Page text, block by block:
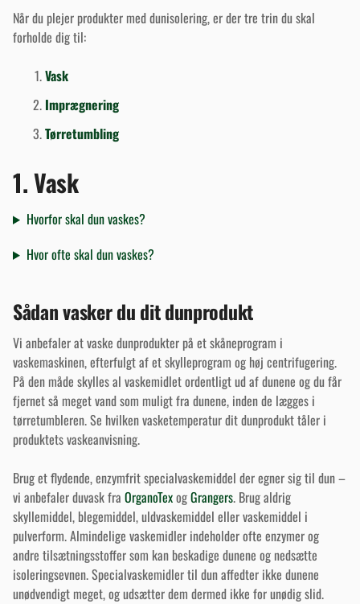
Når du plejer produkter med dunisolering, er der tre trin du skal
forholde dig til:
Vask
Imprægnering
Tørretumbling
1. Vask
Hvorfor skal dun vaskes?
Hvor ofte skal dun vaskes?
Sådan vasker du dit dunprodukt
Vi anbefaler at vaske dunprodukter på et skåneprogram i
vaskemaskinen, efterfulgt af et skylleprogram og høj centrifugering.
På den måde skylles al vaskemidlet ordentligt ud af dunene og du får
fjernet så meget vand som muligt fra dunene, inden de lægges i
tørretumbleren. Se hvilken vasketemperatur dit dunprodukt tåler i
produktets vaskeanvisning.
Brug et flydende, enzymfrit specialvaskemiddel der egner sig til dun –
vi anbefaler duvask fra OrganoTexogGrangers. Brug aldrig
skyllemiddel, blegemiddel, uldvaskemiddel eller vaskemiddel i
pulverform. Almindelige vaskemidler indeholder ofte enzymer og
andre tilsætningsstoffer som kan beskadige dunene og nedsætte
isoleringsevnen. Specialvaskemidler til dun affedter ikke dunene
unødvendigt meget, og udsætter dem dermed ikke for unødig slid.